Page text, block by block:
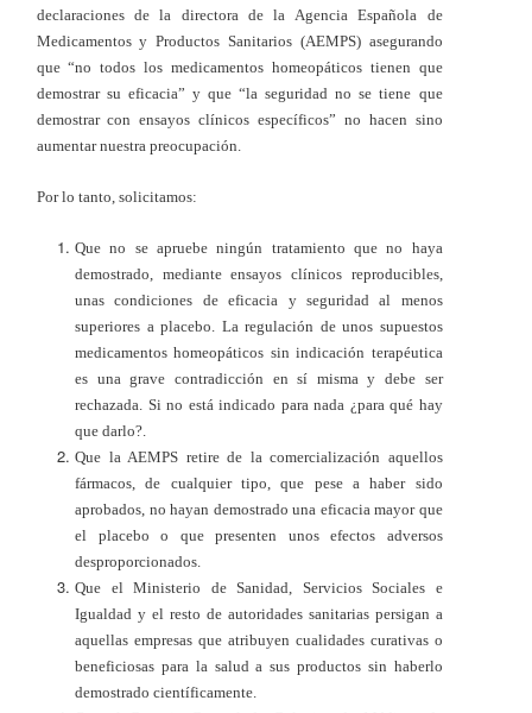
declaraciones de la directora de la Agencia Española de
Medicamentos y Productos Sanitarios (AEMPS) asegurando
que “no todos los medicamentos homeopáticos tienen que
demostrar su eficacia” y que “la seguridad no se tiene que
demostrar con ensayos clínicos específicos” no hacen sino
aumentar nuestra preocupación.
Por lo tanto, solicitamos:
Que no se apruebe ningún tratamiento que no haya
demostrado, mediante ensayos clínicos reproducibles,
unas condiciones de eficacia y seguridad al menos
superiores a placebo. La regulación de unos supuestos
medicamentos homeopáticos sin indicación terapéutica
es una grave contradicción en sí misma y debe ser
rechazada. Si no está indicado para nada ¿para qué hay
que darlo?.
Que la AEMPS retire de la comercialización aquellos
fármacos, de cualquier tipo, que pese a haber sido
aprobados, no hayan demostrado una eficacia mayor que
el placebo o que presenten unos efectos adversos
desproporcionados.
Que el Ministerio de Sanidad, Servicios Sociales e
Igualdad y el resto de autoridades sanitarias persigan a
aquellas empresas que atribuyen cualidades curativas o
beneficiosas para la salud a sus productos sin haberlo
demostrado científicamente.